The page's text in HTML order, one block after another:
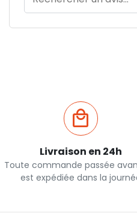
Livraison en 24h
Toute commande passée
est expédiée dans la